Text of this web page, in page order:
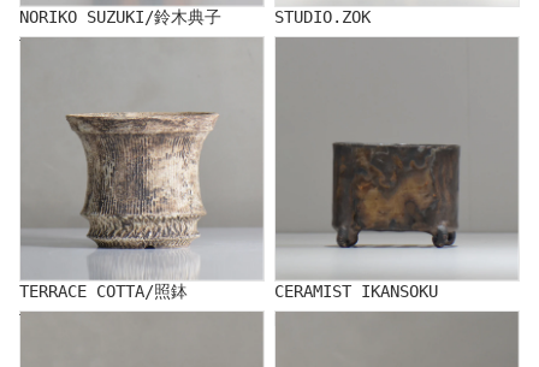
NORIKO SUZUKI/鈴木典子
STUDIO.ZOK
TERRACE COTTA/照鉢
TERRACE COTTA/照鉢
CERAMIST IKANSOKU
TOUBOU_KIBI/Toubou Kibi